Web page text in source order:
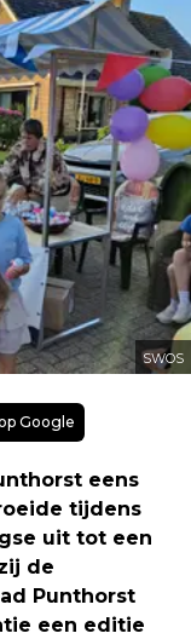
SWOS
Google
eens
tijdens
uit tot een
de
Punthorst
een editie